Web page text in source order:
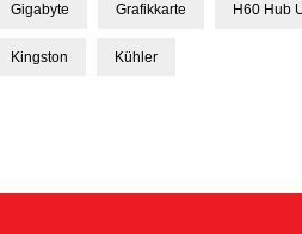
Gigabyte Grafikkarte H60 Hub
Kingston Kühler